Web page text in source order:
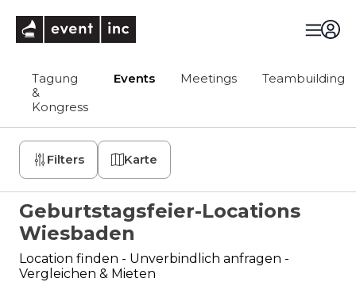
Tagung
&
Kongress
Events Meetings Teambuilding
Filters Karte
Geburtstagsfeier-Locations
Wiesbaden
Location finden - Unverbindlich anfragen -
Vergleichen & Mieten